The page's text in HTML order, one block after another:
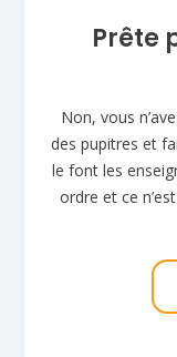
Prête
Non, vous
des pupitres et
le font les
ordre et ce